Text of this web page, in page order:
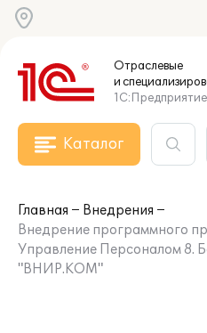
Отраслевые
и
1С:Предприятие
Каталог
Главная
Внедрения
Внедрение программного
Управление Персоналом 8.
"ВНИР.КОМ"